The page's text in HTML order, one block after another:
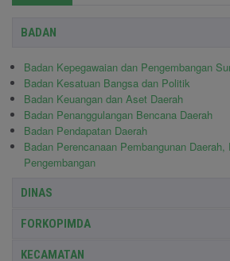
BADAN
Badan Kepegawaian dan Pengembangan
Badan Kesatuan Bangsa dan Politik
Badan Keuangan dan Aset Daerah
Badan Penanggulangan Bencana Daerah
Badan Pendapatan Daerah
Badan Perencanaan Pembangunan
Pengembangan
DINAS
FORKOPIMDA
KECAMATAN